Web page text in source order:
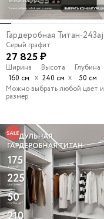
Гардеробная Титан-243aj
Серый графит
27 825 ₽
Ширина
160 см х
Высота
240 см х
Глубина
50 см
Можно выбрать любой цвет и
размер